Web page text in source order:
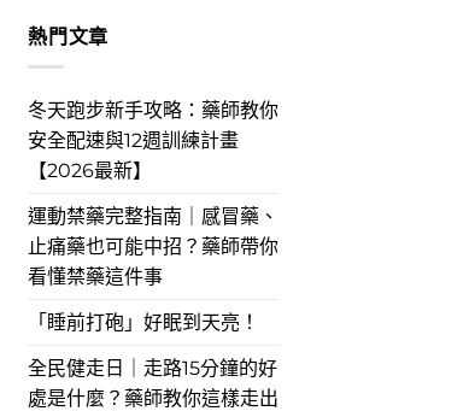
熱門文章
冬天跑步新手攻略：藥師教你
安全配速與12週訓練計畫
【2026最新】
運動禁藥完整指南｜感冒藥、
止痛藥也可能中招？藥師帶你
看懂禁藥這件事
「睡前打砲」好眠到天亮！
全民健走日｜走路15分鐘的好
處是什麼？藥師教你這樣走出